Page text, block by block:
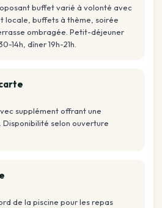
buffet varié à volonté avec
locale, buffets à thème, soirée
ombragée. Petit-déjeuner
14h, dîner 19h-21h.
supplément offrant une
selon ouverture
de la piscine pour les repas